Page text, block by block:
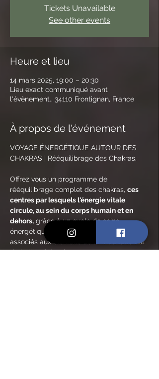
Tickets Unavailable
See other events
Heure et lieu
14 mars 2025, 19:00 – 20:30
Lieu exact communiqué avant
l'évènement., 34110 Frontignan, France
À propos de l'événement
VOYAGE ÉNERGÉTIQUE AUTOUR DES
CHAKRAS | Rééquilibrage des Chakras.
Offrez vous un programme de
rééquilibrage complet des chakras, ces
centres par lesquels l'énergie vitale
circule, au sein du corps humain et en
dehors, grâce à un cycle de soins
énergétiques aux huiles essentielles
associés aux bienfaits de la méditation et
de la lithothérapie.